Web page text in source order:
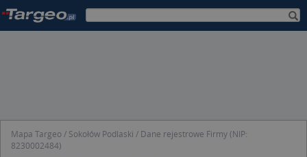
Mapa Targeo Sokołów Podlaski
Dane rejestrowe Firmy (NIP:
8230002484)